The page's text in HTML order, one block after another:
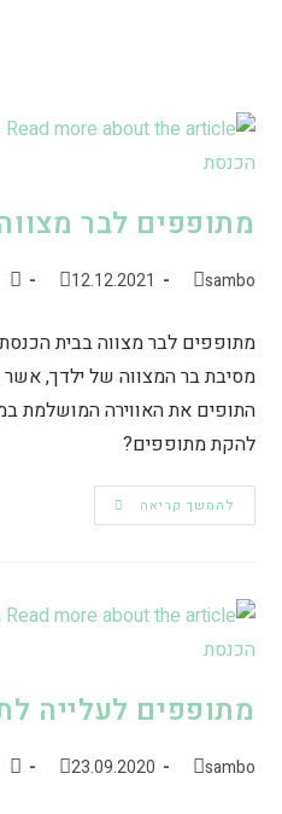
מתופפים לבר
sambo
12.12.2021
מתופפים לבר מצווה בבית הכנסת
מסיבת בר המצווה של ילדך, אשר
התופים את האווירה המושלמת
להקת מתופפים?
להמשך קריאה
מתופפים לעלייה
sambo
23.09.2020